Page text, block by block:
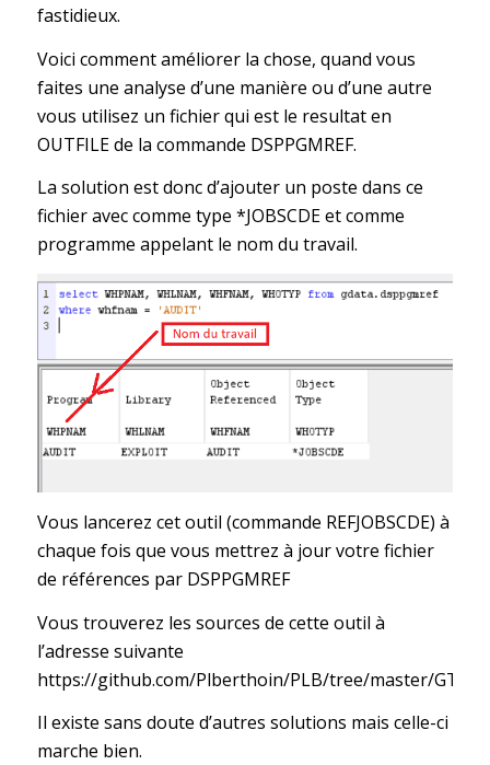
fastidieux.
Voici comment améliorer la chose, quand vous
faites une analyse d’une manière ou d’une autre
vous utilisez un fichier qui est le resultat en
OUTFILE de la commande DSPPGMREF.
La solution est donc d’ajouter un poste dans ce
fichier avec comme type *JOBSCDE et comme
programme appelant le nom du travail.
Vous lancerez cet outil (commande REFJOBSCDE) à
chaque fois que vous mettrez à jour votre fichier
de références par DSPPGMREF
Vous trouverez les sources de cette outil à
l’adresse suivante
https://github.com/Plberthoin/PLB/tree/master/
Il existe sans doute d’autres solutions mais celle-ci
marche bien.